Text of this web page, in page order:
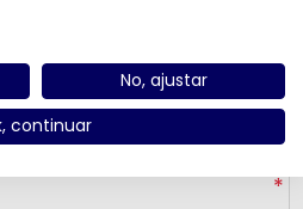
*
No, ajustar
continuar